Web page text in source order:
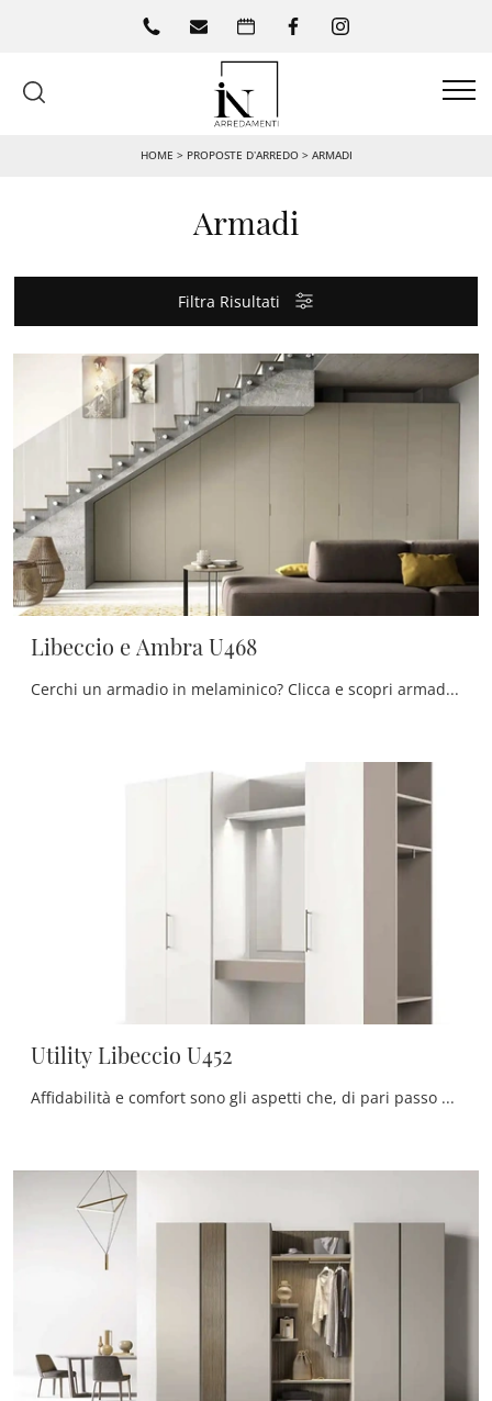
HOME > PROPOSTE D’ARREDO > ARMADI
Armadi
Filtra Risultati
Libeccio e Ambra U468
Cerchi un armadio in melaminico? Clicca e scopri armadiature su misura con ante battenti di Moretti Compact Giorno Notte.
Utility Libeccio U452
Affidabilità e comfort sono gli aspetti che, di pari passo con una buona resa estetica, distinguono tutti gli Armadi a muro moderni della firma ...